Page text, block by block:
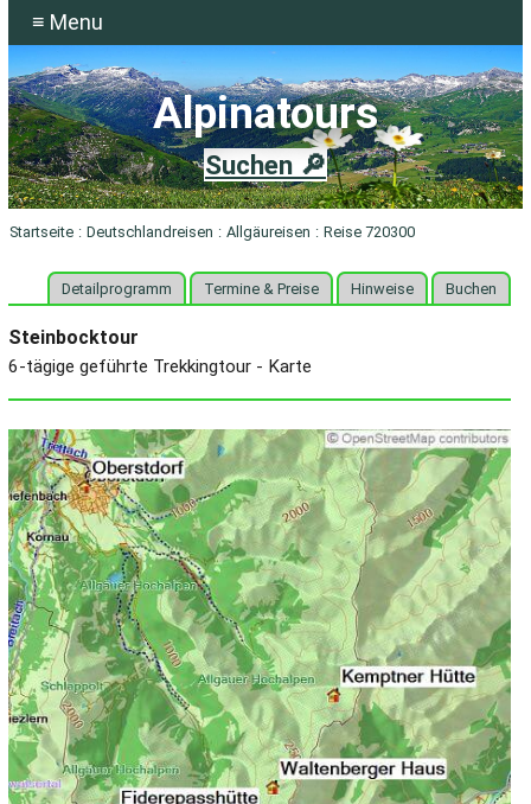
≡ Menu
Suchen 🔎
Alpinatours
Startseite : Deutschlandreisen : Allgäureisen : Reise 720300
Detailprogramm Termine & Preise Hinweise Buchen
Steinbocktour
6-tägige geführte Trekkingtour - Karte